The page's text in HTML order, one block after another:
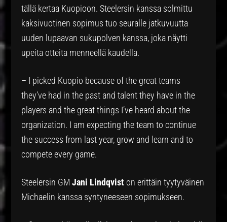
tällä kertaa Kuopioon. Steelersin kanssa solmittu
kaksivuotinen sopimus tuo seuralle jatkuvuutta
uuden lupaavan sukupolven kanssa, joka näytti
upeita otteita menneellä kaudella.
– I picked Kuopio because of the great teams
they’ve had in the past and talent they have in the
players and the great things I’ve heard about the
organization. I am expecting the team to continue
the success from last year, grow and learn and to
compete every game.
Steelersin GMJani Lindqvist on erittäin tyytyväinen
Michaelin kanssa syntyneeseen sopimukseen.